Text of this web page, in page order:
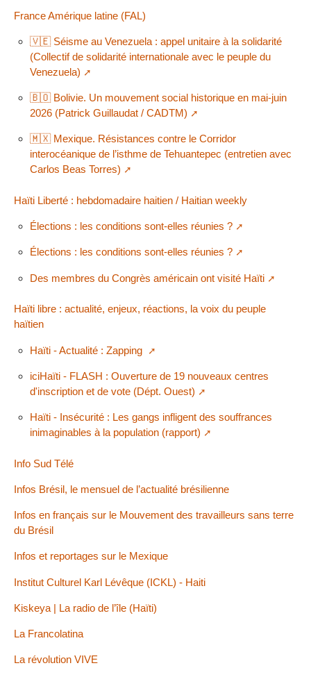
France Amérique latine (FAL)
🇻🇪 Séisme au Venezuela : appel unitaire à la solidarité
(Collectif de solidarité internationale avec le peuple du
Venezuela)
🇧🇴 Bolivie. Un mouvement social historique en mai-juin
2026 (Patrick Guillaudat / CADTM)
🇲🇽 Mexique. Résistances contre le Corridor
interocéanique de l’isthme de Tehuantepec (entretien avec
Carlos Beas Torres)
Haïti Liberté : hebdomadaire haitien / Haitian weekly
Élections : les conditions sont-elles réunies ?
Élections : les conditions sont-elles réunies ?
Des membres du Congrès américain ont visité Haïti
Haïti libre : actualité, enjeux, réactions, la voix du peuple
haïtien
Haïti - Actualité : Zapping
iciHaïti - FLASH : Ouverture de 19 nouveaux centres
d'inscription et de vote (Dépt. Ouest)
Haïti - Insécurité : Les gangs infligent des souffrances
inimaginables à la population (rapport)
Info Sud Télé
Infos Brésil, le mensuel de l’actualité brésilienne
Infos en français sur le Mouvement des travailleurs sans terre
du Brésil
Infos et reportages sur le Mexique
Institut Culturel Karl Lévêque (ICKL) - Haiti
Kiskeya | La radio de l’île (Haïti)
La Francolatina
La révolution VIVE